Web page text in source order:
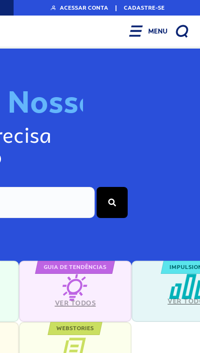
ACESSAR CONTA | CADASTRE-SE
MENU
Nosso
GUIA DE TENDÊNCIAS
VER TODOS VER
WEBSTORIES